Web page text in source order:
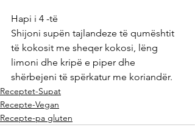
Hapi i 4 -të
Shijoni supën tajlandeze të qumështit
të kokosit me sheqer kokosi, lëng
limoni dhe kripë e piper dhe
shërbejeni të spërkatur me koriandër.
Receptet-Supat
Recepte-Vegan
Recepte-pa gluten